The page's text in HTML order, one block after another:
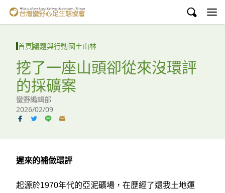
台灣蠻野心足生態協會
議題與行動
環境教育
白海豚媽祖宮
English
臉書
首頁議題與行動國土山林
挖了一座山頭卻從來沒環評
的採礦案
蠻野編輯部
2026/02/09
遲來的補做環評
起源於1970年代的亞泥礦場，在歷經了還我土地運